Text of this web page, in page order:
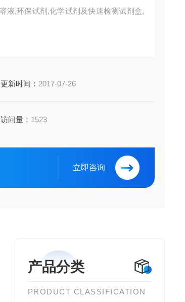
更新时间： 2017-07-26
访问量： 1523
立即咨询
产品分类
PRODUCT CLASSIFICATION